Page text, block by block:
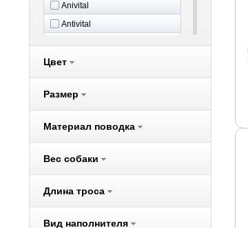
Anivital
Antivital
Aromadog
Audi
Beeztees
Better Way
Bewi Dog
BIO-GROOM
Цвет
Размер
Материал поводка
Вес собаки
Длина троса
Вид наполнителя